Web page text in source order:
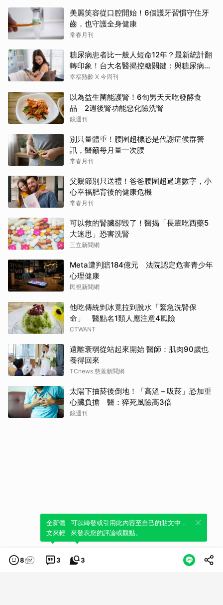
美麗笑容從口腔開始！6個護牙習慣守住牙
齒，也守護全身健康
常春月刊
糖尿病患者比一般人短命12年？最新統計翻
轉印象！台大名醫揭控糖關鍵：與糖尿病為
友、天長地久
幸福熟齡 X 今周刊
以為益生菌能護腎！6旬男天天吃發酵食
品 2週後腎功能惡化險洗腎
鏡週刊
別只量體重！腰圍超標恐是代謝症候群警
訊，醫籲每月量一次腰
常春月刊
父親節別只送禮！爸爸腰圍超過這數字，小
心幸福肥背後的健康危機
常春月刊
可以救的腎臟卻毁了！醫揭「長輩吃西藥5
大迷思」恐害洗腎
三立新聞網
Meta遭判賠184億元 法院認定危害青少年
心理健康
民視新聞網
他吃傳統剉冰竟拉到脫水「緊急洗腎保
命」 醫點名1類人應注意4風險
CTWANT
遠離衰弱從站起來開始 醫師：肌肉90歲也
養得回來
TCnews 慈善新聞網
太陽下抽菸後倒地！「高溫＋吸菸」恐加重
心臟負擔 醫：猝死風險高3倍
鏡週刊
8 3
全新體驗！一鍵引用此內容，透過發布貼
文來輕鬆表達個人立場。
3
可以轉發或引用此內容至自己的貼文中，
來發表您的評論或觀點。